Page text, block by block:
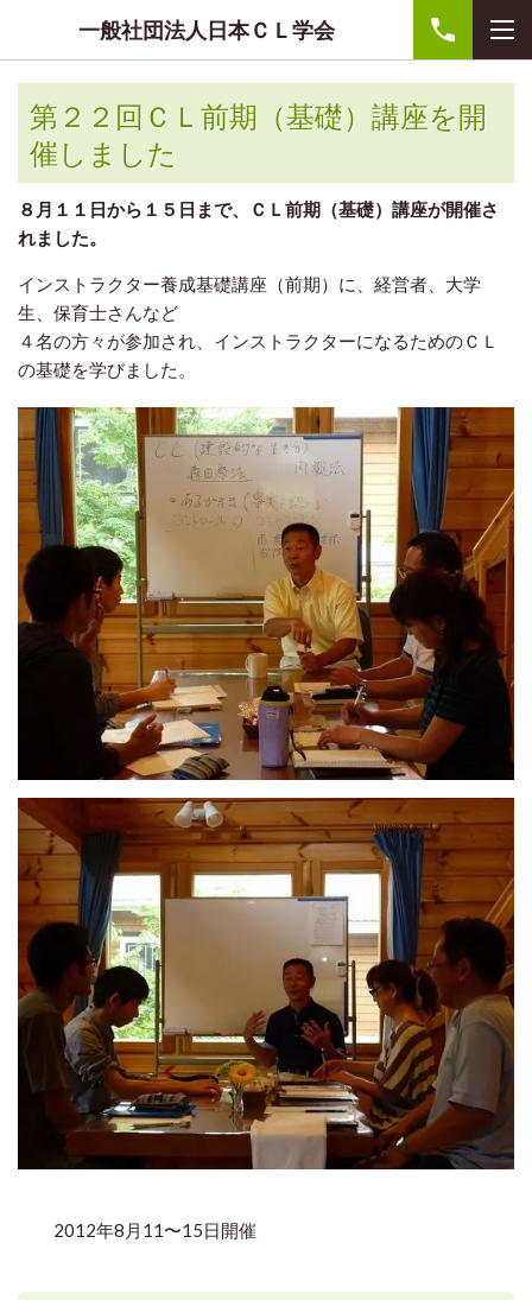
一般社団法人日本ＣＬ学会
第２２回ＣＬ前期（基礎）講座を開
催しました
８月１１日から１５日まで、ＣＬ前期（基礎）講座が開催さ
れました。
インストラクター養成基礎講座（前期）に、経営者、大学
生、保育士さんなど
４名の方々が参加され、インストラクターになるためのＣＬ
の基礎を学びました。
2012年8月11〜15日開催